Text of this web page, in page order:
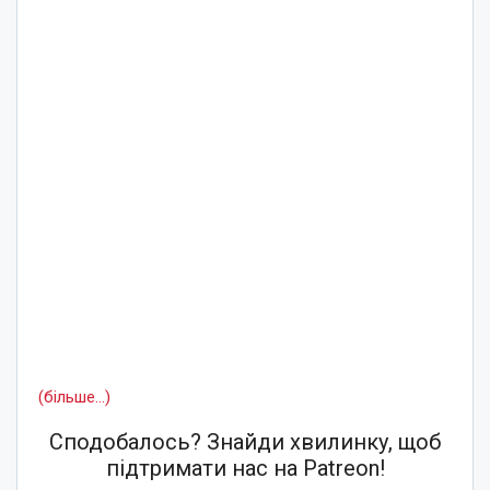
(більше…)
Сподобалось? Знайди хвилинку, щоб
підтримати нас на Patreon!